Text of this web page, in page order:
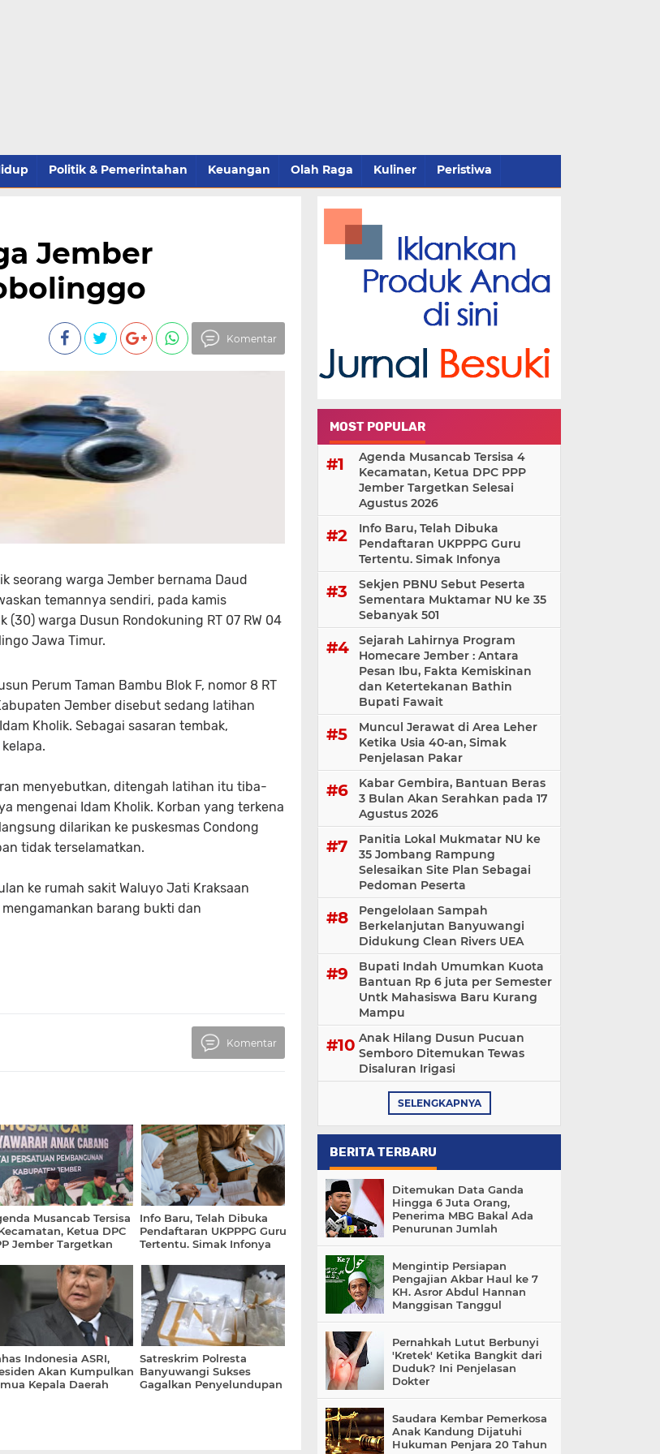
Politik & Pemerintahan Keuangan Olah Raga Kuliner Peristiwa
Jember
Komentar
seorang warga Jember bernama Daud
temannya sendiri, pada kamis
warga Dusun Rondokuning RT 07 RW 04
Jawa Timur.
Perum Taman Bambu Blok F, nomor 8 RT
Jember disebut sedang latihan
Kholik. Sebagai sasaran tembak,
menyebutkan, ditengah latihan itu tiba-
mengenai Idam Kholik. Korban yang terkena
dilarikan ke puskesmas Condong
tidak terselamatkan.
ke rumah sakit Waluyo Jati Kraksaan
mengamankan barang bukti dan
Komentar
Musancab Tersisa
Ketua DPC
Jember Targetkan
Info Baru, Telah Dibuka
Pendaftaran UKPPPG Guru
Tertentu. Simak Infonya
Indonesia ASRI,
Akan Kumpulkan
Kepala Daerah
Satreskrim Polresta
Banyuwangi Sukses
Gagalkan Penyelundupan
MOST POPULAR
Agenda Musancab Tersisa 4
Kecamatan, Ketua DPC PPP
Jember Targetkan Selesai
Agustus 2026
Info Baru, Telah Dibuka
Pendaftaran UKPPPG Guru
Tertentu. Simak Infonya
Sekjen PBNU Sebut Peserta
Sementara Muktamar NU ke 35
Sebanyak 501
Sejarah Lahirnya Program
Homecare Jember : Antara
Pesan Ibu, Fakta Kemiskinan
dan Ketertekanan Bathin
Bupati Fawait
Muncul Jerawat di Area Leher
Ketika Usia 40-an, Simak
Penjelasan Pakar
Kabar Gembira, Bantuan Beras
3 Bulan Akan Serahkan pada 17
Agustus 2026
Panitia Lokal Mukmatar NU ke
35 Jombang Rampung
Selesaikan Site Plan Sebagai
Pedoman Peserta
Pengelolaan Sampah
Berkelanjutan Banyuwangi
Didukung Clean Rivers UEA
Bupati Indah Umumkan Kuota
Bantuan Rp 6 juta per Semester
Untk Mahasiswa Baru Kurang
Mampu
Anak Hilang Dusun Pucuan
Semboro Ditemukan Tewas
Disaluran Irigasi
SELENGKAPNYA
BERITA TERBARU
Ditemukan Data Ganda
Hingga 6 Juta Orang,
Penerima MBG Bakal Ada
Penurunan Jumlah
Mengintip Persiapan
Pengajian Akbar Haul ke 7
KH. Asror Abdul Hannan
Manggisan Tanggul
Pernahkah Lutut Berbunyi
'Kretek' Ketika Bangkit dari
Duduk? Ini Penjelasan
Dokter
Saudara Kembar Pemerkosa
Anak Kandung Dijatuhi
Hukuman Penjara 20 Tahun